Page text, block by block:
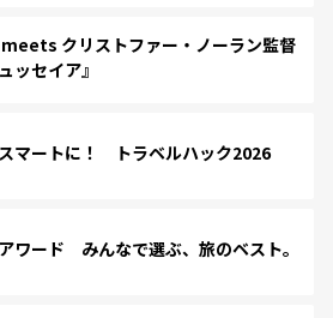
クリストファー・ノーラン監督
ッセイア』
マートに！ トラベルハック2026
ワード みんなで選ぶ、旅のベスト。